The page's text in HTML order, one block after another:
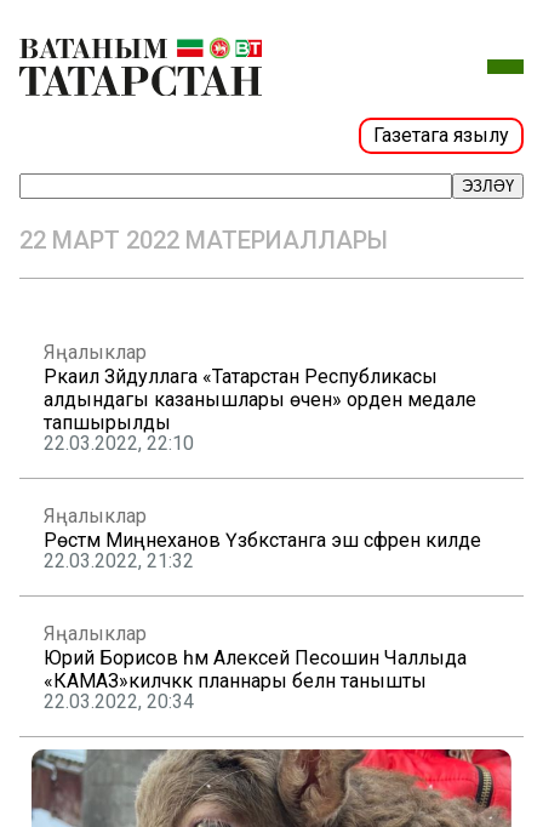
Газетага язылу
ЭЗЛӘҮ
22 МАРТ 2022 МАТЕРИАЛЛАРЫ
Яңалыклар
Ркаил Зәйдуллага «Татарстан Республикасы
алдындагы казанышлары өчен» орден медале
тапшырылды
22.03.2022, 22:10
Яңалыклар
Рөстәм Миңнеханов Үзбәкстанга эш сәфәренә килде
22.03.2022, 21:32
Яңалыклар
Юрий Борисов һәм Алексей Песошин Чаллыда
«КАМАЗ»киләчәккә планнары белән танышты
22.03.2022, 20:34